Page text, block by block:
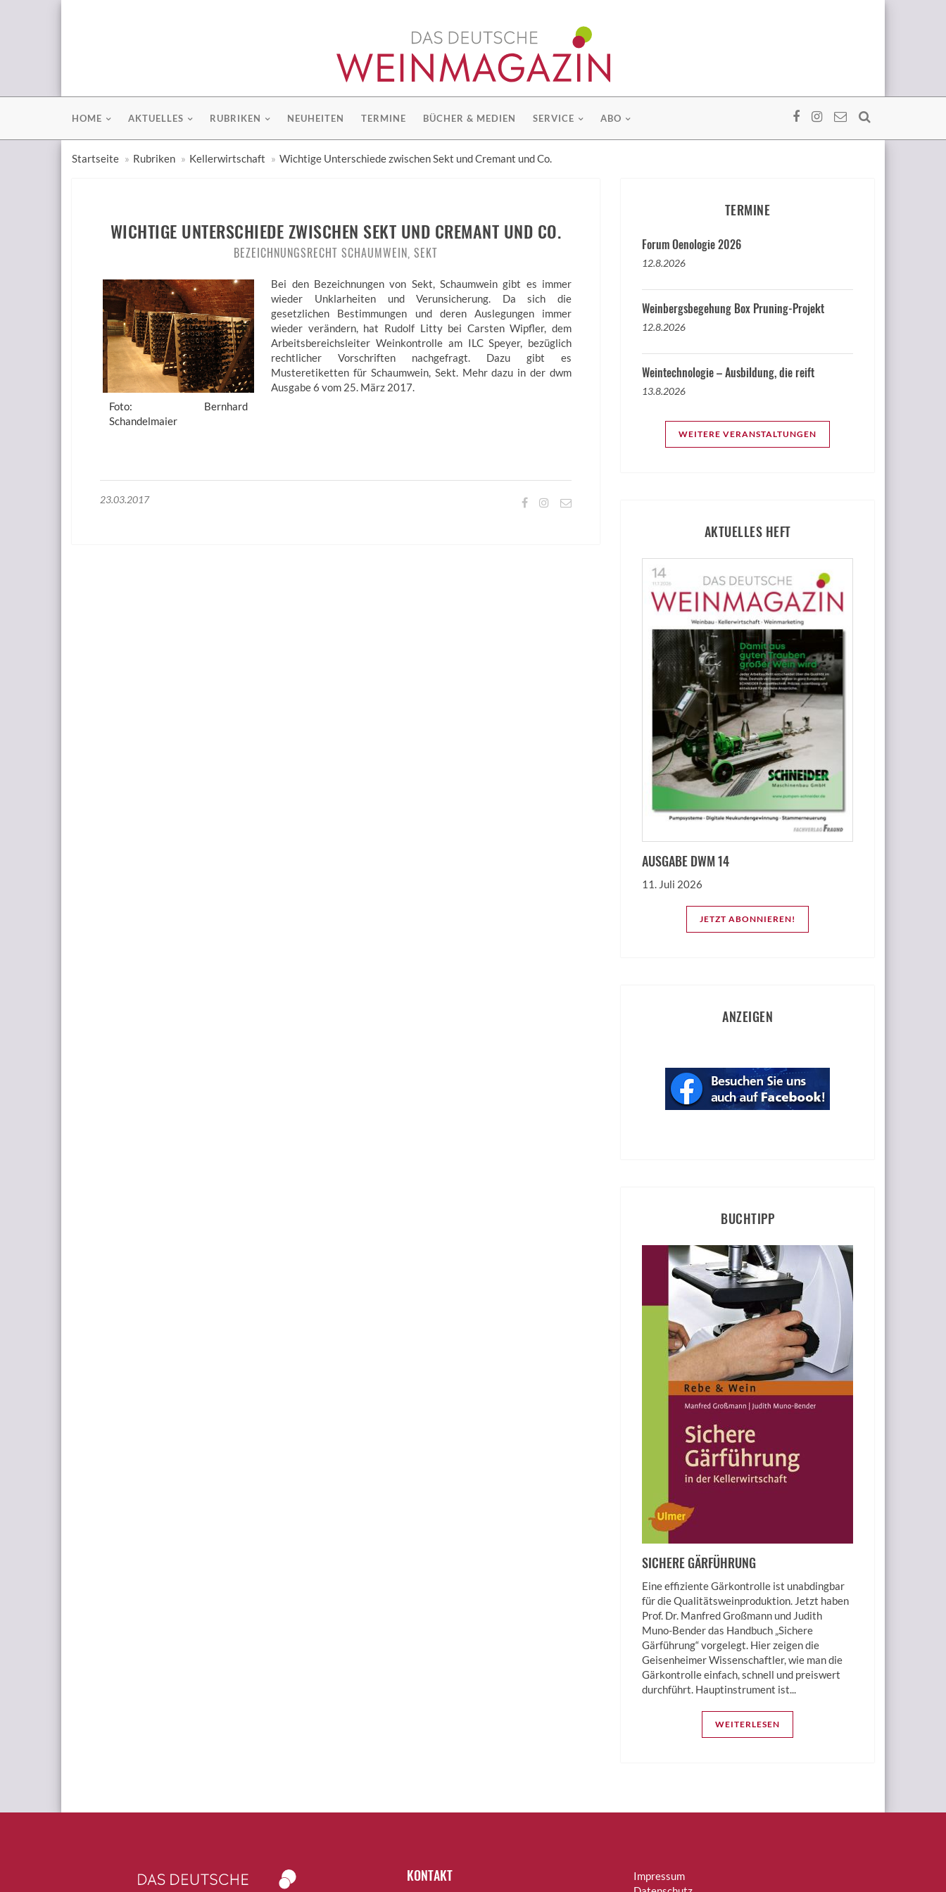
HOME AKTUELLES RUBRIKEN NEUHEITEN TERMINE BÜCHER & MEDIEN SERVICE ABO
Startseite Rubriken Kellerwirtschaft Wichtige Unterschiede zwischen Sekt und Cremant und Co.
WICHTIGE UNTERSCHIEDE ZWISCHEN SEKT UND CREMANT UND CO.
BEZEICHNUNGSRECHT SCHAUMWEIN, SEKT
Foto: Bernhard
Schandelmaier
Bei den Bezeichnungen von Sekt, Schaumwein gibt es immer
wieder Unklarheiten und Verunsicherung. Da sich die
gesetzlichen Bestimmungen und deren Auslegungen immer
wieder verändern, hat Rudolf Litty bei Carsten Wipfler, dem
Arbeitsbereichsleiter Weinkontrolle am ILC Speyer, bezüglich
rechtlicher Vorschriften nachgefragt. Dazu gibt es
Musteretiketten für Schaumwein, Sekt. Mehr dazu in der dwm
Ausgabe 6 vom 25. März 2017.
23.03.2017
TERMINE
Forum Oenologie 2026
12.8.2026
Weinbergsbegehung Box Pruning-Projekt
12.8.2026
Weintechnologie – Ausbildung, die reift
13.8.2026
WEITERE VERANSTALTUNGEN
AKTUELLES HEFT
AUSGABE DWM 14
11. Juli 2026
JETZT ABONNIEREN!
ANZEIGEN
BUCHTIPP
SICHERE GÄRFÜHRUNG
Eine effiziente Gärkontrolle ist unabdingbar
für die Qualitätsweinproduktion. Jetzt haben
Prof. Dr. Manfred Großmann und Judith
Muno-Bender das Handbuch „Sichere
Gärführung“ vorgelegt. Hier zeigen die
Geisenheimer Wissenschaftler, wie man die
Gärkontrolle einfach, schnell und preiswert
durchführt. Hauptinstrument ist...
WEITERLESEN
KONTAKT
Impressum